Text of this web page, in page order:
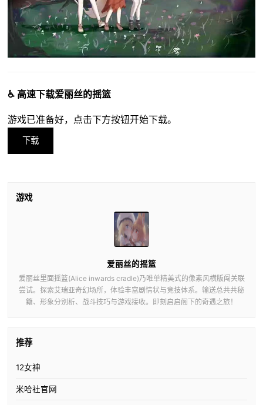
♿ 高速下载爱丽丝的摇篮
游戏已准备好，点击下方按钮开始下载。
下载
游戏
爱丽丝的摇篮
爱丽丝里面摇篮(Alice inwards cradle)乃唯单精美式的像素风横版闯关联
尝试。探索艾瑞亚奇幻场所，体验丰富剧情状与竞技体系。输送总共共秘
籍、形象分别析、战斗技巧与游戏接收。即刻启启阁下的奇遇之旅！
推荐
12女神
米哈社官网